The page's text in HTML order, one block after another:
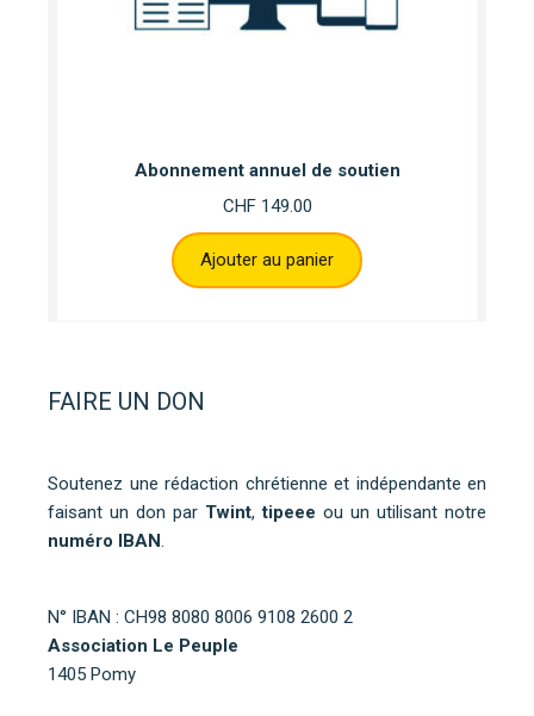
Abonnement annuel de soutien
CHF149.00
Ajouter au panier
FAIRE UN DON
Soutenez une rédaction chrétienne et indépendante en
faisant un don par Twint,tipeee ou un utilisant notre
numéro IBAN.
N° IBAN : CH98 8080 8006 9108 2600 2
Association Le Peuple
1405 Pomy